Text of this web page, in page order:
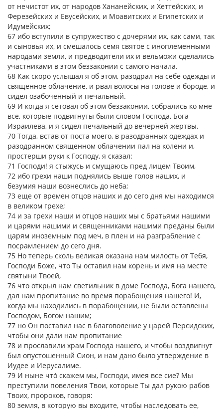
от нечистот их, от народов Хананейских, и Хеттейских, и
Ферезейских и Евусейских, и Моавитских и Египетских и
Идумейских;
67 ибо вступили в супружество с дочерями их, как сами, так
и сыновья их, и смешалось семя святое с иноплеменными
народами земли, и предводители их и вельможи сделались
участниками в этом беззаконии с самого начала.
68 Как скоро услышал я об этом, разодрал на себе одежды и
священное облачение, и рвал волосы на голове и бороде, и
сидел озабоченный и печальный.
69 И когда я сетовал об этом беззаконии, собрались ко мне
все, которые подвигнуты были словом Господа, Бога
Израилева, и я сидел печальный до вечерней жертвы.
70 Тогда, встав от поста моего, в разодранных одеждах и
разодранном священном облачении пал на колени и,
простерши руки к Господу, я сказал:
71 Господи! я стыжусь и смущаюсь пред лицем Твоим,
72 ибо грехи наши поднялись выше голов наших, и
безумия наши вознеслись до неба;
73 еще от времен отцов наших и до сего дня мы находимся
в великом грехе;
74 и за грехи наши и отцов наших мы с братьями нашими
и царями нашими и священниками нашими преданы были
царям иноземным под меч, в плен и на разграбление с
посрамлением до сего дня.
75 Но теперь сколь великая оказана нам милость от Тебя,
Господи Боже, что Ты оставил нам корень и имя на месте
святыни Твоей,
76 что открыл нам светильник в доме Господа, Бога нашего,
дал нам пропитание во время порабощения нашего! И,
когда мы находились в порабощении, не были оставлены
Господом, Богом нашим;
77 но Он поставил нас в благоволение у царей Персидских,
чтобы они дали нам пропитание
78 и прославили храм Господа нашего, и чтобы воздвигнут
был опустошенный Сион, и нам дано было утверждение в
Иудее и Иерусалиме.
79 И ныне что́ скажем мы, Господи, имея все сие? Мы
преступили повеления Твои, которые Ты дал рукою рабов
Твоих, пророков, говоря:
80 земля, в которую вы входите, чтобы наследовать ее,